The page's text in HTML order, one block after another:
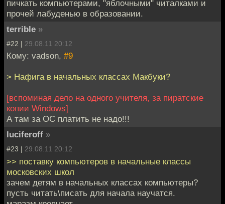
пичкать компьютерами, "яблочными" читалками и
прочей лабуденью в образовании.
terrible »
#22 | 29.08.11 20:12
Кому: vadson, #9
> Нафига в начальных классах Макбуки?
[вспоминая дело на одного учителя, за пиратские
копии Windows]
А там за ОС платить не надо!!!
luciferoff »
#23 | 29.08.11 20:12
>> поставку компьютеров в начальные классы
московских школ
зачем детям в начальных классах компьютеры?
пусть читать\писать для начала научатся.